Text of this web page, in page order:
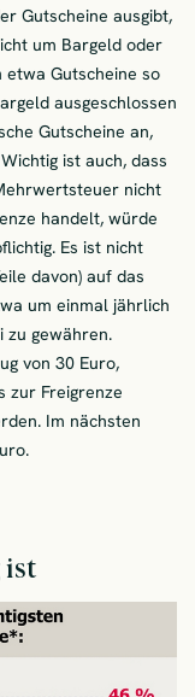
Gutscheine ausgibt,
um Bargeld oder
Gutscheine so
ausgeschlossen
Gutscheine an,
ist auch, dass
nicht
handelt, würde
Es ist nicht
davon) auf das
um einmal jährlich
zu gewähren.
von 30 Euro,
zur Freigrenze
Im nächsten
ist